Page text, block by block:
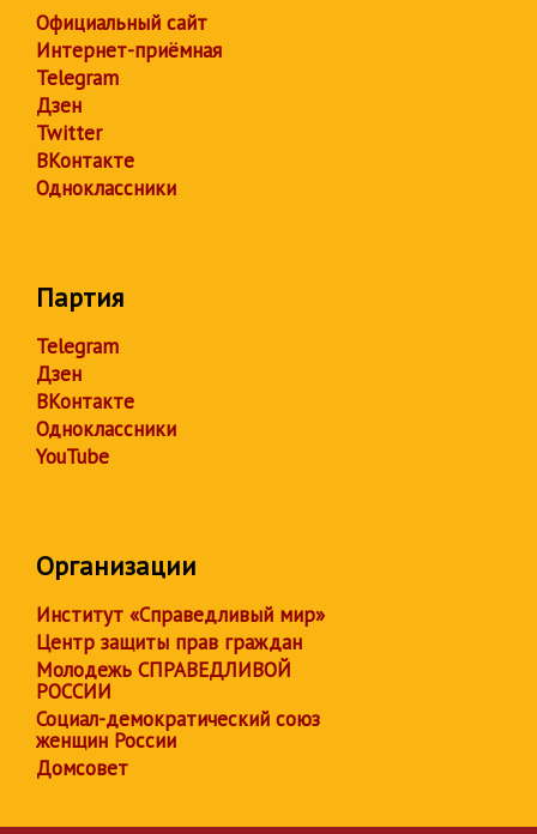
Официальный сайт
Интернет-приёмная
Telegram
Дзен
Twitter
ВКонтакте
Одноклассники
Партия
Telegram
Дзен
ВКонтакте
Одноклассники
YouTube
Организации
Институт «Справедливый мир»
Центр защиты прав граждан
Молодежь СПРАВЕДЛИВОЙ
РОССИИ
Социал-демократический союз
женщин России
Домсовет